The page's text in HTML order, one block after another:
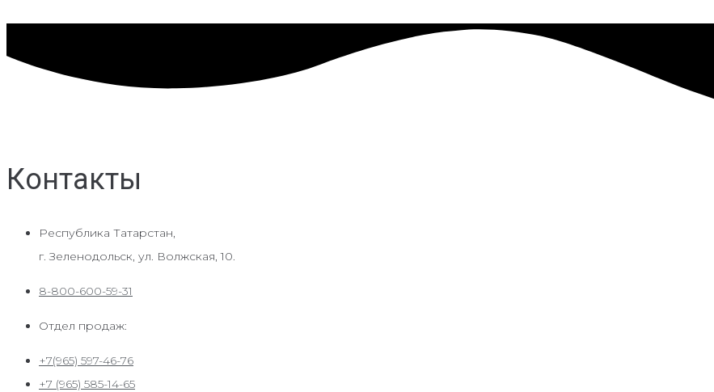
Контакты
Республика Татарстан,
г. Зеленодольск, ул. Волжская, 10.
8-800-600-59-31
Отдел продаж:
+7(965) 597-46-76
+7 (965) 585-14-65